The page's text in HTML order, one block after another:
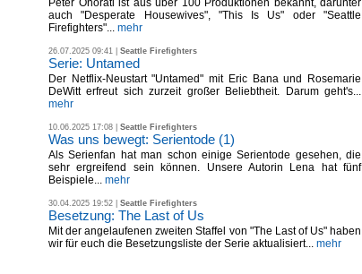
Peter Onorati ist aus über 100 Produktionen bekannt, darunter
auch "Desperate Housewives", "This Is Us" oder "Seattle
Firefighters"... mehr
26.07.2025 09:41 | Seattle Firefighters
Serie: Untamed
Der Netflix-Neustart "Untamed" mit Eric Bana und Rosemarie
DeWitt erfreut sich zurzeit großer Beliebtheit. Darum geht's...
mehr
10.06.2025 17:08 | Seattle Firefighters
Was uns bewegt: Serientode (1)
Als Serienfan hat man schon einige Serientode gesehen, die
sehr ergreifend sein können. Unsere Autorin Lena hat fünf
Beispiele... mehr
30.04.2025 19:52 | Seattle Firefighters
Besetzung: The Last of Us
Mit der angelaufenen zweiten Staffel von "The Last of Us" haben
wir für euch die Besetzungsliste der Serie aktualisiert... mehr